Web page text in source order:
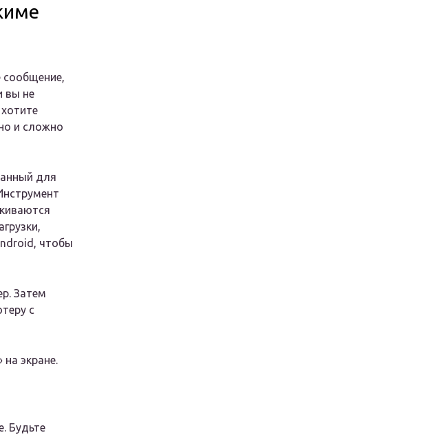
сообщение,
вы не
и сложно
для
чтобы
Затем
с
экране.
Будьте